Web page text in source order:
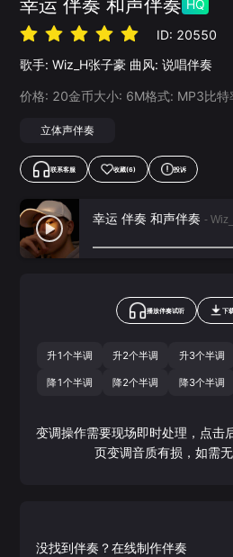
幸运 伴奏 和声伴奏 HQ
ID: 20550
歌手: Wiz_H张子豪 曲风: 说唱伴奏
价格: 20金币大小: 6M格式: MP3比特
立体声伴奏
联系客服 收藏(6) 投诉
幸运 伴奏 和声伴奏 -
播放伴奏试听 下
升1个半调 升2个半调 升3个半调
降1个半调 降2个半调 降3个半调
变调操作需要现场即时处理，点击
页变调音质有损，如需
没找到伴奏？在线制作伴奏